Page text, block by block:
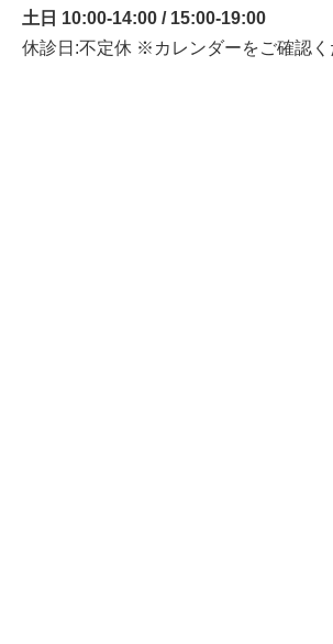
土日 10:00-14:00 / 15:00-19:00
休診日:不定休 ※カレンダーをご確認く